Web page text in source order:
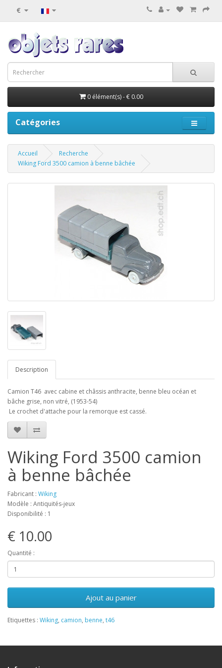
€
0 élément(s) - € 0.00
Catégories
Accueil
Recherche
Wiking Ford 3500 camion à benne bâchée
Description
Camion T46 avec cabine et châssis anthracite, benne bleu océan et
bâche grise, non vitré, (1953-54)
Le crochet d'attache pour la remorque est cassé.
Wiking Ford 3500 camion
à benne bâchée
Fabricant : Wiking
Modèle : Antiquités-jeux
Disponibilité : 1
€ 10.00
Quantité :
Ajout au panier
Etiquettes : Wiking, camion, benne, t46